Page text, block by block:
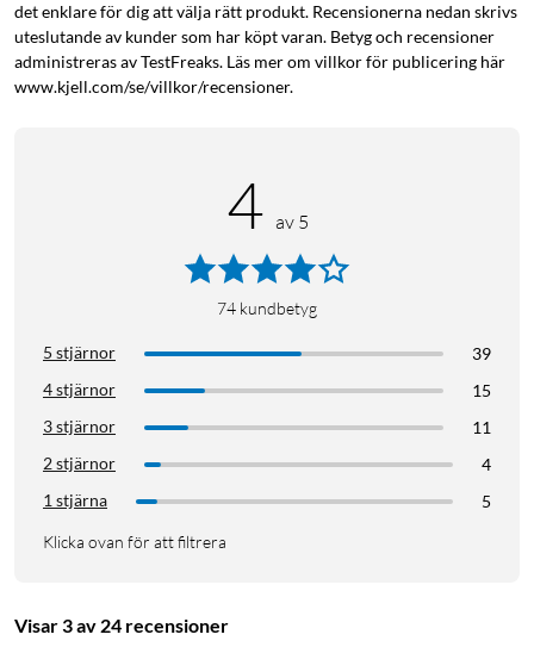
Minne för iPhone Minne för iPad
Extraminne för iPhone Extraminne för iPad
det enklare för dig att välja rätt produkt. Recensionerna nedan skrivs
uteslutande av kunder som har köpt varan. Betyg och recensioner
administreras av TestFreaks. Läs mer om villkor för publicering här
www.kjell.com/se/villkor/recensioner.
4 av 5
74 kundbetyg
5 stjärnor
39
4 stjärnor
15
3 stjärnor
11
2 stjärnor
4
1 stjärna
5
Klicka ovan för att filtrera
Visar 3 av 24 recensioner